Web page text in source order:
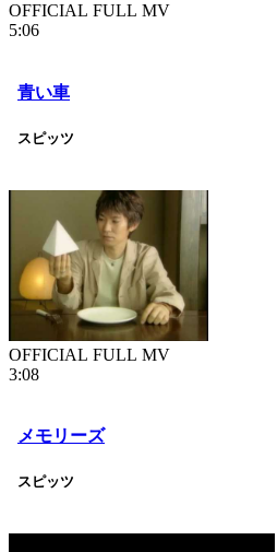
OFFICIAL FULL MV
5:06
青い車
スピッツ
OFFICIAL FULL MV
3:08
メモリーズ
スピッツ